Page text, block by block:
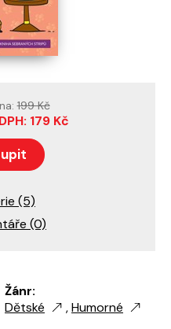
Žánr:
Dětské
,Humorné
199 Kč
179 Kč
(5)
(0)